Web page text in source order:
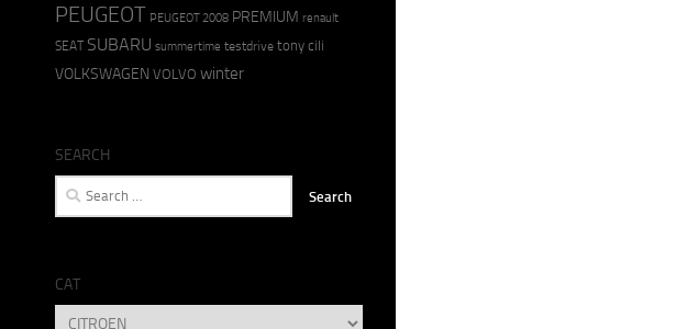
PEUGEOT PEUGEOT 2008 PREMIUM renault
SEAT SUBARU summertime testdrive tony cili
VOLKSWAGEN VOLVO winter
SEARCH
Search
for:
CAT
CAT